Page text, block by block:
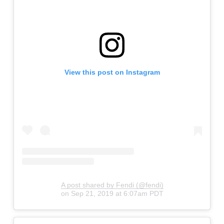
View this post on Instagram
A post shared by Fendi (@fendi)
on Sep 21, 2019 at 6:07am PDT